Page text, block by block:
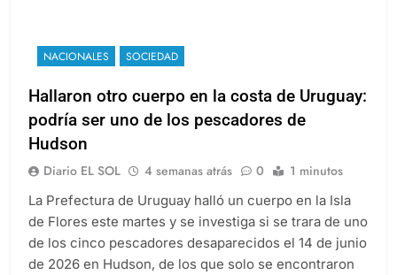
NACIONALES SOCIEDAD
Hallaron otro cuerpo en la costa de Uruguay:
podría ser uno de los pescadores de
Hudson
Diario EL SOL 4 semanas atrás 0 1 minutos
La Prefectura de Uruguay halló un cuerpo en la Isla
de Flores este martes y se investiga si se trara de uno
de los cinco pescadores desaparecidos el 14 de junio
de 2026 en Hudson, de los que solo se encontraron